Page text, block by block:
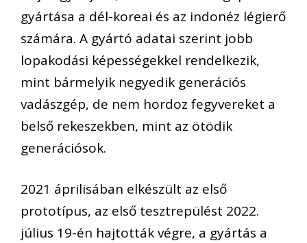
gyártása a dél-koreai és az indonéz légierő
számára. A gyártó adatai szerint jobb
lopakodási képességekkel rendelkezik,
mint bármelyik negyedik generációs
vadászgép, de nem hordoz fegyvereket a
belső rekeszekben, mint az ötödik
generációsok.
2021 áprilisában elkészült az első
prototípus, az első tesztrepülést 2022.
július 19-én hajtották végre, a gyártás a